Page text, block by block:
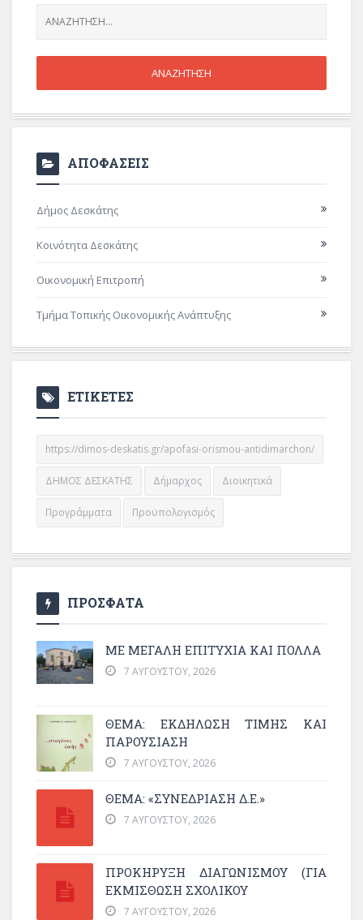
ΑΠΟΦΑΣΕΙΣ
Δήμος Δεσκάτης
Κοινότητα Δεσκάτης
Οικονομική Επιτροπή
Τμήμα Τοπικής Οικονομικής Ανάπτυξης
ΕΤΙΚΕΤΕΣ
https://dimos-deskatis.gr/apofasi-orismou-antidimarchon/
ΔΗΜΟΣ ΔΕΣΚΑΤΗΣ Δήμαρχος Διοικητικά
Προγράμματα Προϋπολογισμός
ΠΡΟΣΦΑΤΑ
ΜΕ ΜΕΓΆΛΗ ΕΠΙΤΥΧΊΑ ΚΑΙ ΠΟΛΛΆ
7 ΑΥΓΟΎΣΤΟΥ, 2026
ΘΈΜΑ: ΕΚΔΉΛΩΣΗ ΤΙΜΉΣ ΚΑΙ
ΠΑΡΟΥΣΊΑΣΗ
7 ΑΥΓΟΎΣΤΟΥ, 2026
ΘΕΜΑ: «ΣΥΝΕΔΡΊΑΣΗ Δ.Ε.»
7 ΑΥΓΟΎΣΤΟΥ, 2026
ΠΡΟΚΗΡΥΞΗ ΔΙΑΓΩΝΙΣΜΟΥ (ΓΙΑ
ΕΚΜΊΣΘΩΣΗ ΣΧΟΛΙΚΟΎ
7 ΑΥΓΟΎΣΤΟΥ, 2026